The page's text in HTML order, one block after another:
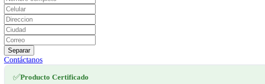
Separar
Contáctanos
✅Producto Certificado